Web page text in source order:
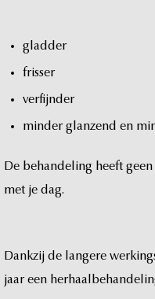
gladder
frisser
verfijnder
minder glanzend en
De behandeling heeft geen
met je dag.
Dankzij de langere
jaar een